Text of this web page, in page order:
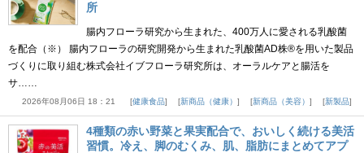
所
腸内フローラ研究から生まれた、400万人に愛される乳酸菌
を配合（※） 腸内フローラの研究開発から生まれた乳酸菌AD株®を用いた製品
づくりに取り組む株式会社イブフローラ研究所は、オーラルケアと腸活を
サ……
2026年08月06日 18：21 健康食品 新商品（健康） 新商品（美容） 新製品
4種類の赤い野菜と果実配合で、おいしく続ける美活
習慣。冷え、脚のむくみ、肌、脂肪にまとめてアプ